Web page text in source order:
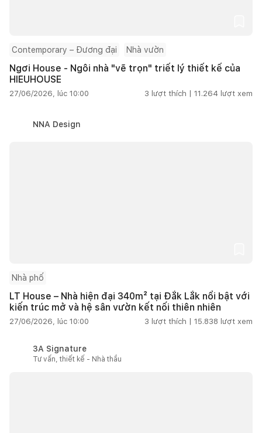
Contemporary – Đương đại Nhà vườn
Ngơi House - Ngôi nhà "vẽ trọn" triết lý thiết kế của
HIEUHOUSE
27/06/2026, lúc 10:00 3 lượt thích | 11.264 lượt xem
NNA Design
Nhà phố
LT House – Nhà hiện đại 340m² tại Đắk Lắk nổi bật với
kiến trúc mở và hệ sân vườn kết nối thiên nhiên
27/06/2026, lúc 10:00 3 lượt thích | 15.838 lượt xem
3A Signature
Tư vấn, thiết kế - Nhà thầu